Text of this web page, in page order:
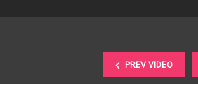
PREV VIDEO